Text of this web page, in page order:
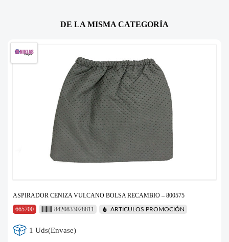
DE LA MISMA CATEGORÍA
ASPIRADOR CENIZA VULCANO BOLSA RECAMBIO – 800575
665700
8420833028811 ARTICULOS PROMOCIÓN
1 Uds(Envase)